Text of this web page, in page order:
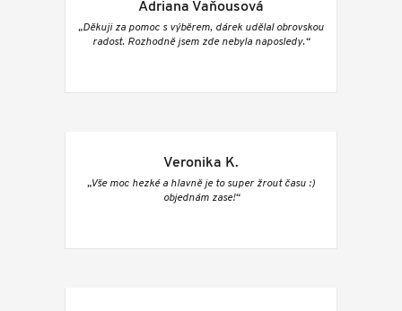
Adriana Vaňousová
„Děkuji za pomoc s výběrem, dárek udělal obrovskou
radost. Rozhodně jsem zde nebyla naposledy.“
Veronika K.
„Vše moc hezké a hlavně je to super žrout času :)
objednám zase!“